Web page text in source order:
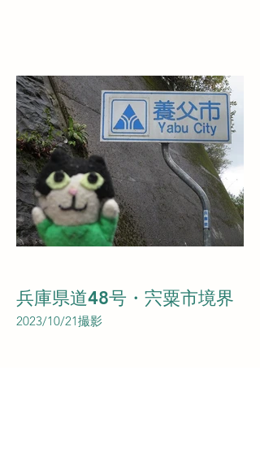
兵庫県道48号・宍粟市境界
2023/10/21撮影